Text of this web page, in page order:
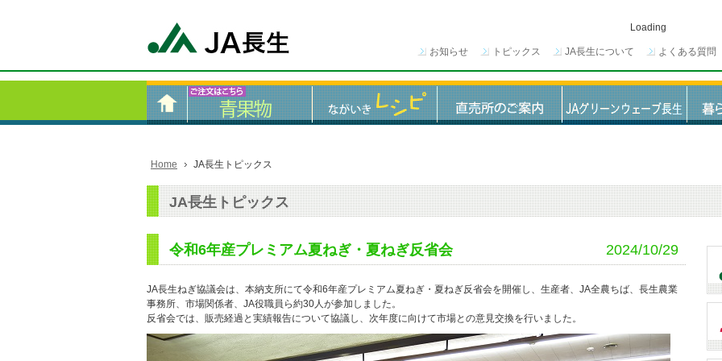
Loading
お知らせ トピックス JA長生について よくある質問
Home JA長生トピックス
JA長生トピックス
2024/10/29
令和6年産プレミアム夏ねぎ・夏ねぎ反省会
JA長生ねぎ協議会は、本納支所にて令和6年産プレミアム夏ねぎ・夏ねぎ反省会を開催し、生産者、JA全農ちば、長生農業
事務所、市場関係者、JA役職員ら約30人が参加しました。
反省会では、販売経過と実績報告について協議し、次年度に向けて市場との意見交換を行いました。